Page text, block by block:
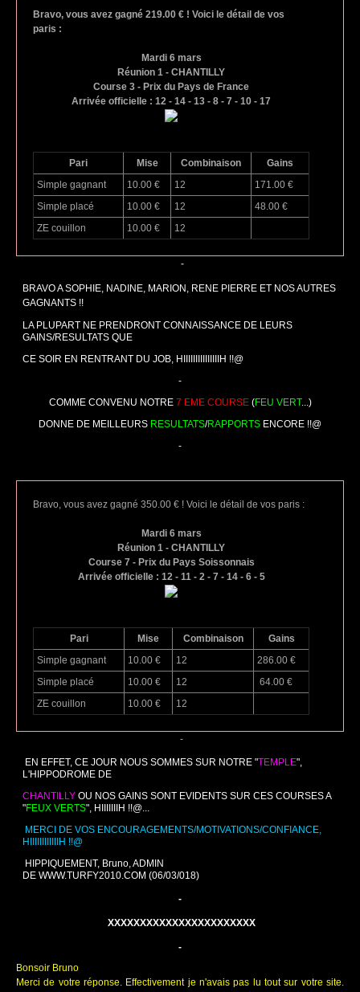
Bravo, vous avez gagné 219.00 € ! Voici le détail de vos
paris :
Mardi 6 mars
Réunion 1 - CHANTILLY
Course 3 - Prix du Pays de France
Arrivée officielle : 12 - 14 - 13 - 8 - 7 - 10 - 17
Pari Mise Combinaison
Gains
Simple gagnant
10.00 € 12
171.00 €
Simple placé
10.00 € 12
48.00 €
ZE couillon
10.00 € 12
-
BRAVO A SOPHIE, NADINE, MARION, RENE PIERRE ET NOS AUTRES
GAGNANTS !!
LA PLUPART NE PRENDRONT CONNAISSANCE DE LEURS
GAINS/RESULTATS QUE
CE SOIR EN RENTRANT DU JOB, HIIIIIIIIIIIIIIIH !!@
-
COMME CONVENU NOTRE 7 EME COURSE(FEU VERT...)
DONNE DE MEILLEURS RESULTATS/RAPPORTS ENCORE !!@
-
Bravo, vous avez gagné 350.00 € ! Voici le détail de vos paris :
Mardi 6 mars
Réunion 1 - CHANTILLY
Course 7 - Prix du Pays Soissonnais
Arrivée officielle : 12 - 11 - 2 - 7 - 14 - 6 - 5
Pari Mise Combinaison
Gains
Simple gagnant
10.00 € 12
286.00 €
Simple placé
10.00 € 12
64.00 €
ZE couillon
10.00 € 12
-
EN EFFET, CE JOUR NOUS SOMMES SUR NOTRE "TEMPLE",
L'HIPPODROME DE
CHANTILLY OU NOS GAINS SONT EVIDENTS SUR CES COURSES A
"FEUX VERTS", HIIIIIIIH !!@...
MERCI DE VOS ENCOURAGEMENTS/MOTIVATIONS/CONFIANCE,
HIIIIIIIIIIIIH !!@
HIPPIQUEMENT, Bruno, ADMIN
DE WWW.TURFY2010.COM (06/03/018)
-
XXXXXXXXXXXXXXXXXXXXXXX
-
Bonsoir Bruno
Merci de votre réponse. Effectivement je n'avais pas lu tout sur votre site.